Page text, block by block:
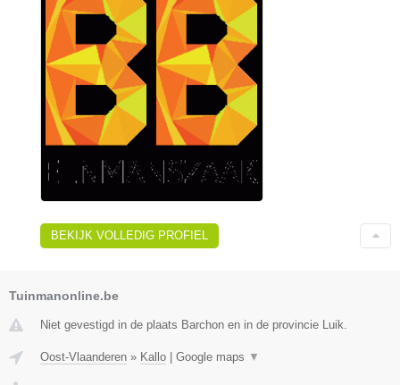
BEKIJK VOLLEDIG PROFIEL
Tuinmanonline.be
Niet gevestigd in de plaats Barchon en in de provincie Luik.
Oost-Vlaanderen » Kallo Google maps ▼